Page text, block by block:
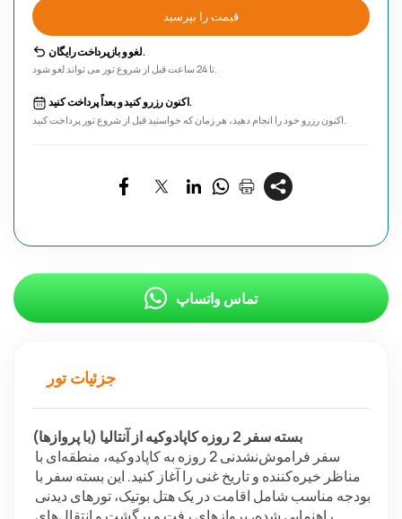
جزئیات تور
بسته سفر 2 روزه کاپادوکیه از آنتالیا (با پروازها)
قیمت را بپرسید
لغو و بازپرداخت رایگان.
تا 24 ساعت قبل از شروع تور می تواند لغو شود.
اکنون رزرو کنید و بعداً پرداخت کنید.
اکنون رزرو خود را انجام دهید، هر زمان که خواستید قبل از شروع تور پرداخت کنید.
تماس واتساپ